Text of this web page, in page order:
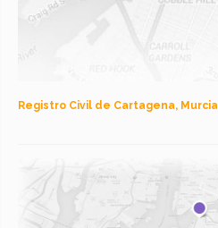
Registro Civil de Cartagena, Murcia